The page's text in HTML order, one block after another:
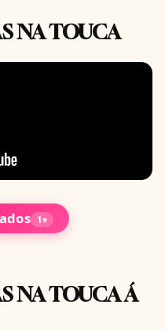
NA TOUCA
1▾
NA TOUCA Á